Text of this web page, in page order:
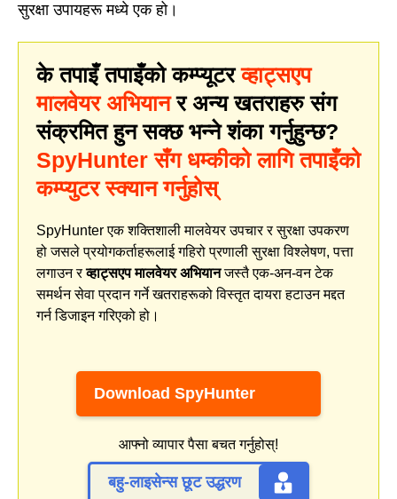
सुरक्षा उपायहरू मध्ये एक हो।
के तपाइँ तपाइँको कम्प्यूटरव्हाट्सएप
मालवेयर अभियानर अन्य खतराहरु संग
संक्रमित हुन सक्छ भन्ने शंका गर्नुहुन्छ?
SpyHunter सँग धम्कीको लागि तपाइँको
कम्प्युटर स्क्यान गर्नुहोस्
SpyHunter एक शक्तिशाली मालवेयर उपचार र सुरक्षा उपकरण
हो जसले प्रयोगकर्ताहरूलाई गहिरो प्रणाली सुरक्षा विश्लेषण, पत्ता
लगाउन रव्हाट्सएप मालवेयर अभियानजस्तै एक-अन-वन टेक
समर्थन सेवा प्रदान गर्ने खतराहरूको विस्तृत दायरा हटाउन मद्दत
गर्न डिजाइन गरिएको हो।
Download SpyHunter
आफ्नो व्यापार पैसा बचत गर्नुहोस्!
बहु-लाइसेन्स छूट उद्धरण